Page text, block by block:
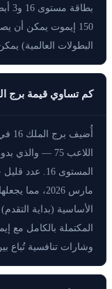
البطولات العالمية) يمكن أن
كم تساوي قيمة برج
اللاعب 75 —
وشارات تنافسية تُباع بين 1,000 و5,000 دولار أو